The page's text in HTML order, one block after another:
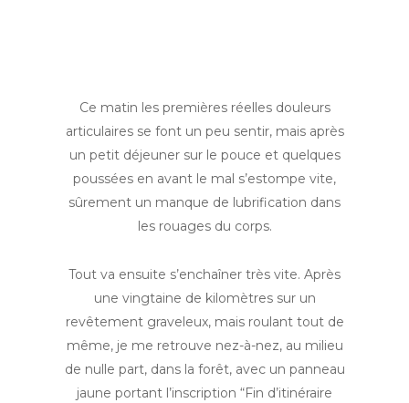
Ce matin les premières réelles douleurs
articulaires se font un peu sentir, mais après
un petit déjeuner sur le pouce et quelques
poussées en avant le mal s’estompe vite,
sûrement un manque de lubrification dans
les rouages du corps.
Tout va ensuite s’enchaîner très vite. Après
une vingtaine de kilomètres sur un
revêtement graveleux, mais roulant tout de
même, je me retrouve nez-à-nez, au milieu
de nulle part, dans la forêt, avec un panneau
jaune portant l’inscription “Fin d’itinéraire